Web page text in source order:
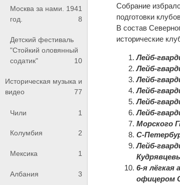
Москва за нами. 1941
год.
8
Детский фестиваль
"Стойкий оловянный
содатик"
10
Историческая музыка и
видео
77
Чили 1
Колумбия 2
Мексика 1
Албания 3
Собрание
подготовки
В состав
исторические
Лейб-
Лейб-
Лейб-
Лейб-
Лейб-
Лейб-
Морского
С-
Лейб-
6-я лёгкая
офицером